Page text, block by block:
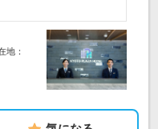
地：